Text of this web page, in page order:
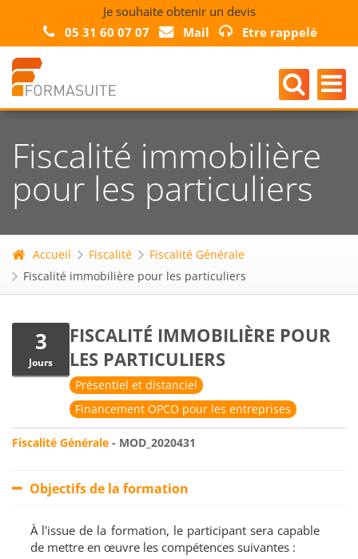
Je souhaite obtenir un devis
05 31 60 07 07
Mail Etre rappelé
Fiscalité immobilière
pour les particuliers
Accueil Fiscalité
Fiscalité Générale
Fiscalité immobilière pour les particuliers
3
Jours
FISCALITÉ IMMOBILIÈRE POUR
LES PARTICULIERS
Présentiel et distanciel
Financement OPCO pour les entreprises
Fiscalité Générale - MOD_2020431
Objectifs de la formation
À l'issue de la formation, le participant sera capable
de mettre en œuvre les compétences suivantes :